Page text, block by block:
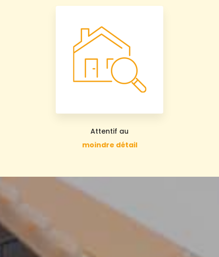
Attentif au
moindre détail